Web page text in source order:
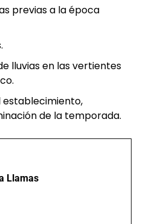
previas a la época
lluvias en las vertientes
establecimiento,
de la temporada.
Llamas